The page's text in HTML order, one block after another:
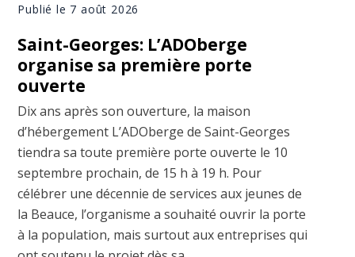
Publié le 7 août 2026
Saint-Georges: L’ADOberge
organise sa première porte
ouverte
Dix ans après son ouverture, la maison
d’hébergement L’ADOberge de Saint-Georges
tiendra sa toute première porte ouverte le 10
septembre prochain, de 15 h à 19 h. Pour
célébrer une décennie de services aux jeunes de
la Beauce, l’organisme a souhaité ouvrir la porte
à la population, mais surtout aux entreprises qui